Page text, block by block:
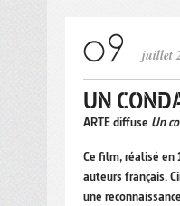
juillet
UN
ARTE diffuse Un
Ce film, réalisé en
auteurs français.
une